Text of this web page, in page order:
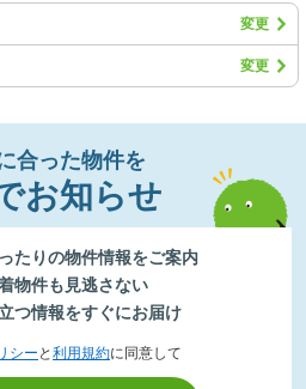
変更
変更
合った物件を
お知らせ
たりの物件情報をご案内
物件も見逃さない
つ情報をすぐにお届け
シー と 利用規約に同意して